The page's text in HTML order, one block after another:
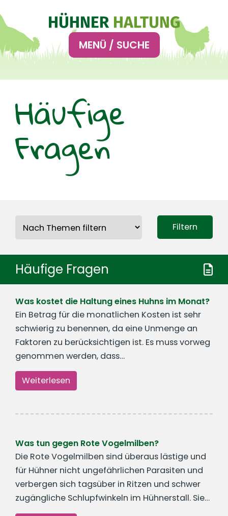
Hauptnavigation
MENÜ / SUCHE
Häufige
Fragen
Filtern
Häufige Fragen
Was kostet die Haltung eines Huhns im Monat?
Ein Betrag für die monatlichen Kosten ist sehr
schwierig zu benennen, da eine Unmenge an
Faktoren zu berücksichtigen ist. Es muss vorweg
genommen werden, dass…
Weiterlesen
Was tun gegen Rote Vogelmilben?
Die Rote Vogelmilben sind überaus lästige und
für Hühner nicht ungefährlichen Parasiten und
verbergen sich tagsüber in Ritzen und schwer
zugängliche Schlupfwinkeln im Hühnerstall. Sie…